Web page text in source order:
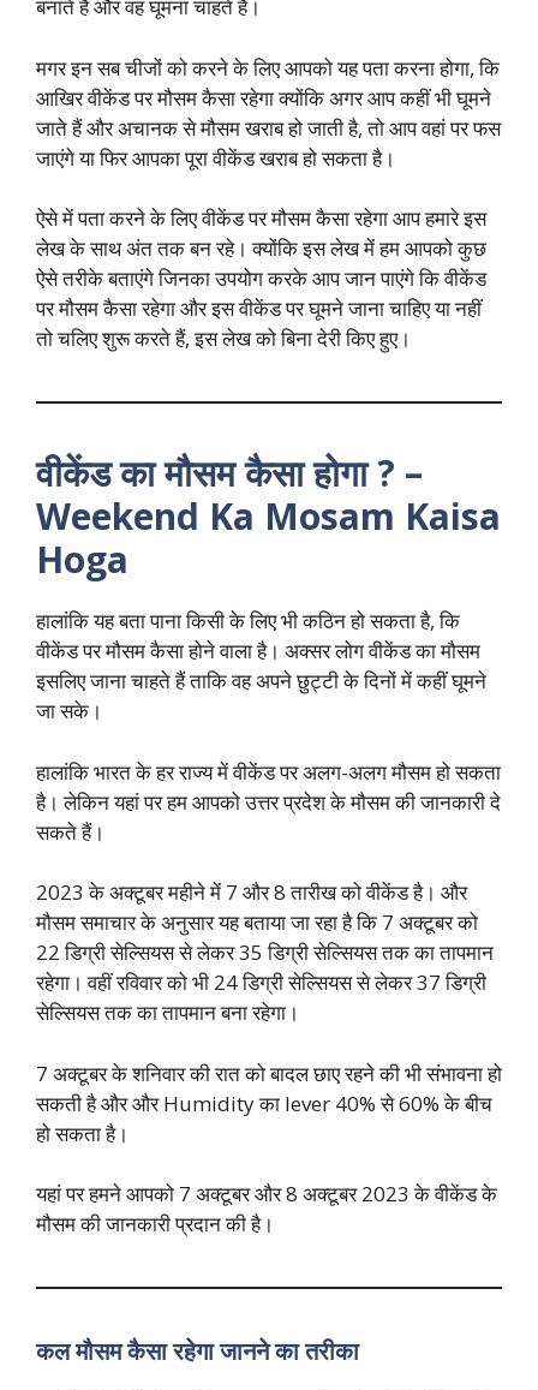
बनाते हैं और वह घूमना चाहते हैं।
मगर इन सब चीजों को करने के लिए आपको यह पता करना होगा, कि
आखिर वीकेंड पर मौसम कैसा रहेगा क्योंकि अगर आप कहीं भी घूमने
जाते हैं और अचानक से मौसम खराब हो जाती है, तो आप वहां पर फस
जाएंगे या फिर आपका पूरा वीकेंड खराब हो सकता है।
ऐसे में पता करने के लिए वीकेंड पर मौसम कैसा रहेगा आप हमारे इस
लेख के साथ अंत तक बन रहे। क्योंकि इस लेख में हम आपको कुछ
ऐसे तरीके बताएंगे जिनका उपयोग करके आप जान पाएंगे कि वीकेंड
पर मौसम कैसा रहेगा और इस वीकेंड पर घूमने जाना चाहिए या नहीं
तो चलिए शुरू करते हैं, इस लेख को बिना देरी किए हुए।
वीकेंड का मौसम कैसा होगा ? –
Weekend Ka Mosam Kaisa
Hoga
हालांकि यह बता पाना किसी के लिए भी कठिन हो सकता है, कि
वीकेंड पर मौसम कैसा होने वाला है। अक्सर लोग वीकेंड का मौसम
इसलिए जाना चाहते हैं ताकि वह अपने छुट्टी के दिनों में कहीं घूमने
जा सके।
हालांकि भारत के हर राज्य में वीकेंड पर अलग-अलग मौसम हो सकता
है। लेकिन यहां पर हम आपको उत्तर प्रदेश के मौसम की जानकारी दे
सकते हैं।
2023 के अक्टूबर महीने में 7 और 8 तारीख को वीकेंड है। और
मौसम समाचार के अनुसार यह बताया जा रहा है कि 7 अक्टूबर को
22 डिग्री सेल्सियस से लेकर 35 डिग्री सेल्सियस तक का तापमान
रहेगा। वहीं रविवार को भी 24 डिग्री सेल्सियस से लेकर 37 डिग्री
सेल्सियस तक का तापमान बना रहेगा।
7 अक्टूबर के शनिवार की रात को बादल छाए रहने की भी संभावना हो
सकती है और और Humidity का lever 40% से 60% के बीच
हो सकता है।
यहां पर हमने आपको 7 अक्टूबर और 8 अक्टूबर 2023 के वीकेंड के
मौसम की जानकारी प्रदान की है।
कलमौसमकैसारहेगाजाननेकातरीका